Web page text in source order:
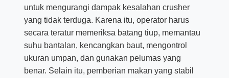
untuk mengurangi dampak kesalahan crusher
yang tidak terduga. Karena itu, operator harus
secara teratur memeriksa batang tiup, memantau
suhu bantalan, kencangkan baut, mengontrol
ukuran umpan, dan gunakan pelumas yang
benar. Selain itu, pemberian makan yang stabil